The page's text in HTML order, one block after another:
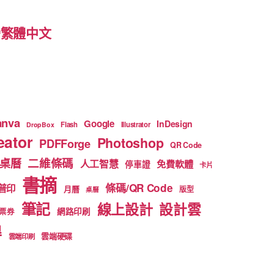
體中文
DropBox Flash Google Illustrator InDesign
PDFForge Photoshop QR Code
曆 二維條碼 人工智慧 停車證 免費軟體 卡片
印 書摘 月曆 桌曆 條碼/QR Code 版型
券 筆記 網路印刷 線上設計 設計雲
雲端印刷 雲端硬碟